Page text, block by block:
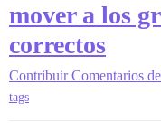
mover a los
correctos
Contribuir Comentarios
tags